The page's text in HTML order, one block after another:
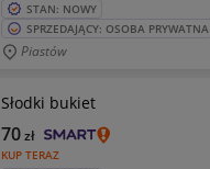
STAN: NOWY
SPRZEDAJĄCY: OSOBA PRYWATNA
Piastów
Słodki bukiet
KUP TERAZ
70zł